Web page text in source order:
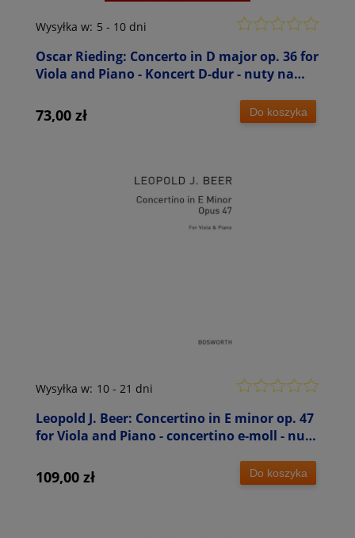
Oscar Rieding: Concerto in D major op. 36 for
Viola and Piano - Koncert D-dur - nuty na
Wysyłka w: 5 - 10 dni
73,00 zł Do koszyka
Leopold J. Beer: Concertino in E minor op. 47
for Viola and Piano - concertino e-moll - nuty
Wysyłka w: 10 - 21 dni
109,00 zł Do koszyka